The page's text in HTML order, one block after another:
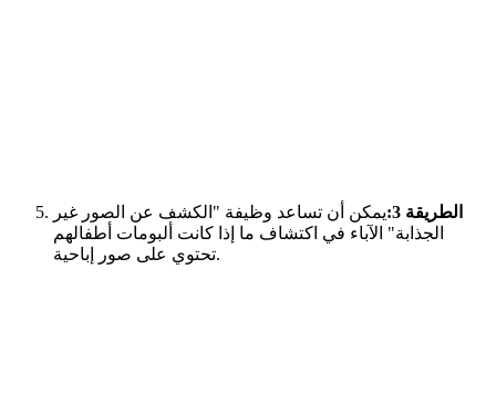
الطريقة 3:
يمكن أن تساعد وظيفة "الكشف عن الصور غير
الجذابة" الآباء في اكتشاف ما إذا كانت ألبومات أطفالهم
تحتوي على صور إباحية.